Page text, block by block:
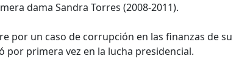
dama Sandra Torres (2008-2011).
por un caso de corrupción en las finanzas de su
por primera vez en la lucha presidencial.